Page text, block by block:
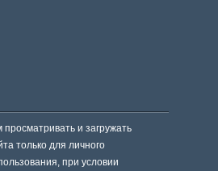
и загружать
только для личного
при условии